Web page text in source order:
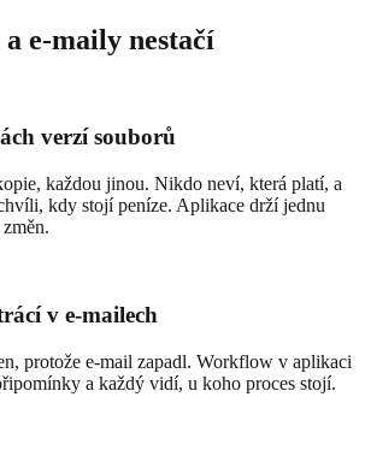
e-maily nestačí
verzí souborů
každou jinou. Nikdo neví, která platí, a
kdy stojí peníze. Aplikace drží jednu
v e-mailech
protože e-mail zapadl. Workflow v aplikaci
a každý vidí, u koho proces stojí.